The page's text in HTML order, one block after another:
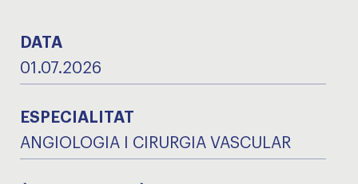
DATA
01.07.2026
ESPECIALITAT
ANGIOLOGIA I CIRURGIA VASCULAR